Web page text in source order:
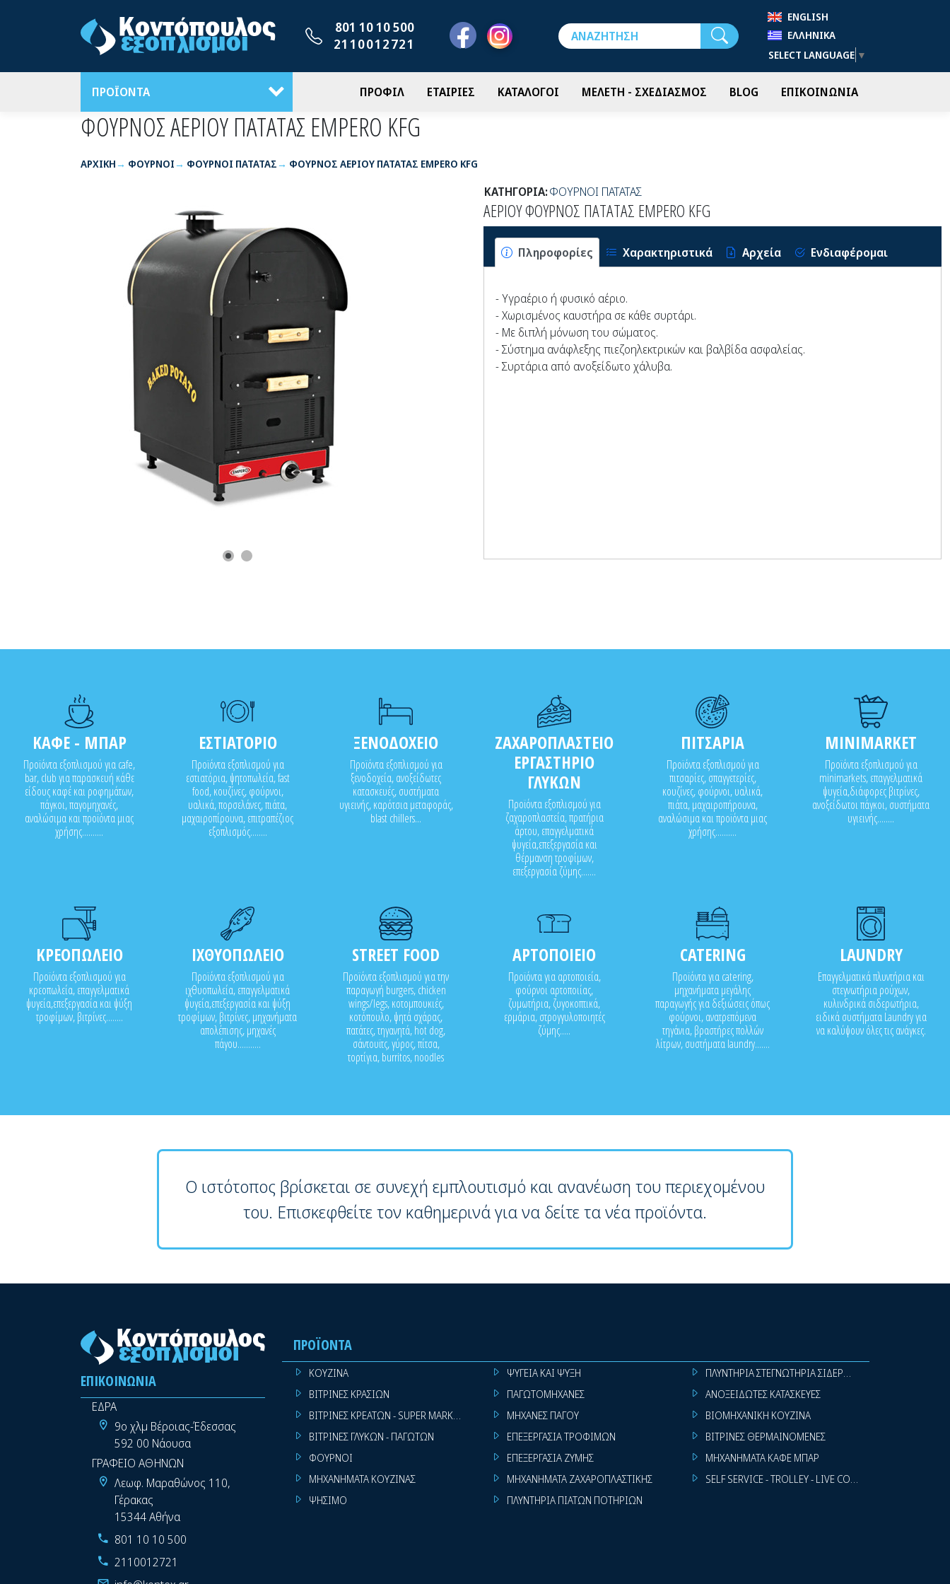
801 10 10 500
2110012721
ENGLISH
ΕΛΛΗΝΙΚΆ
SELECT LANGUAGE ▼
ΠΡΟΪΟΝΤΑ ΠΡΟΦΙΛ ΕΤΑΙΡΙΕΣ ΚΑΤΑΛΟΓΟΙ ΜΕΛΕΤΗ - ΣΧΕΔΙΑΣΜΟΣ BLOG ΕΠΙΚΟΙΝΩΝΙΑ
ΦΟΥΡΝΟΣ ΑΕΡΙΟΥ ΠΑΤΑΤΑΣ EMPERO KFG
ΑΡΧΙΚΉ ΦΟΥΡΝΟΙ ΦΟΥΡΝΟΙ ΠΑΤΑΤΑΣ ΦΟΥΡΝΟΣ ΑΕΡΙΟΥ ΠΑΤΑΤΑΣ EMPERO KFG
ΚΑΤΗΓΟΡΙΑ:ΦΟΥΡΝΟΙ ΠΑΤΑΤΑΣ
ΑΕΡΙΟΥ ΦΟΥΡΝΟΣ ΠΑΤΑΤΑΣ EMPERO KFG
Πληροφορίες Χαρακτηριστικά Αρχεία Ενδιαφέρομαι
- Υγραέριο ή φυσικό αέριο.
- Χωρισμένος καυστήρα σε κάθε συρτάρι.
- Με διπλή μόνωση του σώματος.
- Σύστημα ανάφλεξης πιεζοηλεκτρικών και βαλβίδα ασφαλείας.
- Συρτάρια από ανοξείδωτο χάλυβα.
ΚΑΦΕ - ΜΠΑΡ
Προϊόντα εξοπλισμού για cafe,
bar, club για παρασκευή κάθε
είδους καφέ και ροφημάτων,
πάγκοι, παγομηχανές,
αναλώσιμα και προϊόντα μιας
χρήσης..........
ΕΣΤΙΑΤΟΡΙΟ
Προϊόντα εξοπλισμού για
εστιατόρια, ψητοπωλεία, fast
food, κουζίνες, φούρνοι,
υαλικά, πορσελάνες, πιάτα,
μαχαιροπίρουνα, επιτραπέζιος
εξοπλισμός........
ΞΕΝΟΔΟΧΕΙΟ
Προϊόντα εξοπλισμού για
ξενοδοχεία, ανοξείδωτες
κατασκευές, συστήματα
υγιεινής, καρότσια μεταφοράς,
blast chillers...
ΖΑΧΑΡΟΠΛΑΣΤΕΙΟ
ΕΡΓΑΣΤΗΡΙΟ
ΓΛΥΚΩΝ
Προϊόντα εξοπλισμού για
ζαχαροπλαστεία, πρατήρια
άρτου, επαγγελματικά
ψυγεία,επεξεργασία και
θέρμανση τροφίμων,
επεξεργασία ζύμης.......
ΠΙΤΣΑΡΙΑ
Προϊόντα εξοπλισμού για
πιτσαρίες, σπαγγετερίες,
κουζίνες, φούρνοι, υαλικά,
πιάτα, μαχαιροπήρουνα,
αναλώσιμα και προϊόντα μιας
χρήσης..........
MINIMARKET
Προϊόντα εξοπλισμού για
minimarkets, επαγγελματικά
ψυγεία,διάφορες βιτρίνες,
ανοξείδωτοι πάγκοι, συστήματα
υγιεινής........
ΚΡΕΟΠΩΛΕΙΟ
Προϊόντα εξοπλισμού για
κρεοπωλεία, επαγγελματικά
ψυγεία,επεξεργασία και ψύξη
τροφίμων, βιτρίνες........
ΙΧΘΥΟΠΩΛΕΙΟ
Προϊόντα εξοπλισμού για
ιχθυοπωλεία, επαγγελματικά
ψυγεία,επεξεργασία και ψύξη
τροφίμων, βιτρίνες, μηχανήματα
απολέπισης, μηχανές
πάγου...........
STREET FOOD
Προϊόντα εξοπλισμού για την
παραγωγή burgers, chicken
wings/legs, κοτομπουκιές,
κοτόπουλο, ψητά σχάρας,
πατάτες, τηγανητά, hot dog,
σάντουϊτς, γύρος, πίτσα,
τορτίγια, burritos, noodles
ΑΡΤΟΠΟΙΕΙΟ
Προϊόντα για αρτοποιεία,
φούρνοι αρτοποιίας,
ζυμωτήρια, ζυγοκοπτικά,
ερμάρια, στρογγυλοποιητές
ζύμης.....
CATERING
Προϊόντα για catering,
μηχανήματα μεγάλης
παραγωγής για δεξιώσεις όπως
φούρνοι, ανατρεπόμενα
τηγάνια, βραστήρες πολλών
λίτρων, συστήματα laundry.......
LAUNDRY
Επαγγελματικά πλυντήρια και
στεγνωτήρια ρούχων,
κυλινδρικά σιδερωτήρια,
ειδικά συστήματα Laundry για
να καλύψουν όλες τις ανάγκες.
Ο ιστότοπος βρίσκεται σε συνεχή εμπλουτισμό και ανανέωση του περιεχομένου
του. Επισκεφθείτε τον καθημερινά για να δείτε τα νέα προϊόντα.
ΕΠΙΚΟΙΝΩΝΊΑ
ΕΔΡΑ
9ο χλμ Βέροιας-Έδεσσας
592 00 Νάουσα
ΓΡΑΦΕΙΟ ΑΘΗΝΩΝ
Λεωφ. Μαραθώνος 110,
Γέρακας
15344 Αθήνα
801 10 10 500
2110012721
ΠΡΟΪΌΝΤΑ
ΚΟΥΖΙΝΑ
ΒΙΤΡΙΝΕΣ ΚΡΑΣΙΩΝ
ΒΙΤΡΙΝΕΣ ΚΡΕΑΤΩΝ - SUPER MARKET
ΒΙΤΡΙΝΕΣ ΓΛΥΚΩΝ - ΠΑΓΩΤΩΝ
ΦΟΥΡΝΟΙ
ΜΗΧΑΝΗΜΑΤΑ ΚΟΥΖΙΝΑΣ
ΨΗΣΙΜΟ
ΨΥΓΕΙΑ ΚΑΙ ΨΥΞΗ
ΠΑΓΩΤΟΜΗΧΑΝΕΣ
ΜΗΧΑΝΕΣ ΠΑΓΟΥ
ΕΠΕΞΕΡΓΑΣΙΑ ΤΡΟΦΙΜΩΝ
ΕΠΕΞΕΡΓΑΣΙΑ ΖΥΜΗΣ
ΜΗΧΑΝΗΜΑΤΑ ΖΑΧΑΡΟΠΛΑΣΤΙΚΗΣ
ΠΛΥΝΤΗΡΙΑ ΠΙΑΤΩΝ ΠΟΤΗΡΙΩΝ
ΠΛΥΝΤΗΡΙΑ ΣΤΕΓΝΩΤΗΡΙΑ ΣΙΔΕΡΩΤΗΡΙΑ ΡΟΥΧΩΝ
ΑΝΟΞΕΙΔΩΤΕΣ ΚΑΤΑΣΚΕΥΕΣ
ΒΙΟΜΗΧΑΝΙΚΗ ΚΟΥΖΙΝΑ
ΒΙΤΡΙΝΕΣ ΘΕΡΜΑΙΝΟΜΕΝΕΣ
ΜΗΧΑΝΗΜΑΤΑ ΚΑΦΕ ΜΠΑΡ
SELF SERVICE - TROLLEY - LIVE COOKING